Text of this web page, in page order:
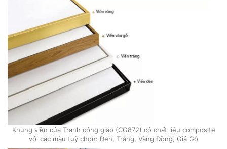
Khung viền của Tranh công giáo (CG872) có chất liệu composite
với các màu tuỳ chọn: Đen, Trắng, Vàng Đồng, Giả Gỗ